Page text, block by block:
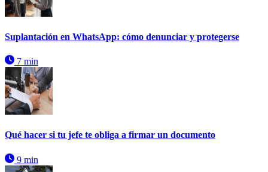
Suplantación en WhatsApp: cómo denunciar y protegerse
7 min
Qué hacer si tu jefe te obliga a firmar un documento
9 min